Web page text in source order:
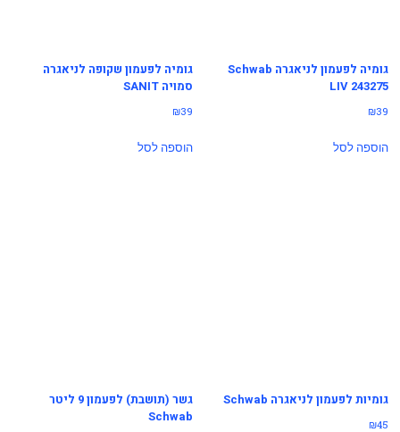
גומיה לפעמון לניאגרה Schwab
LIV 243275
₪39
הוספה לסל
גומיה לפעמון שקופה לניאגרה
סמויה SANIT
₪39
הוספה לסל
גומיות לפעמון לניאגרה Schwab
₪45
גשר (תושבת) לפעמון 9 ליטר
Schwab